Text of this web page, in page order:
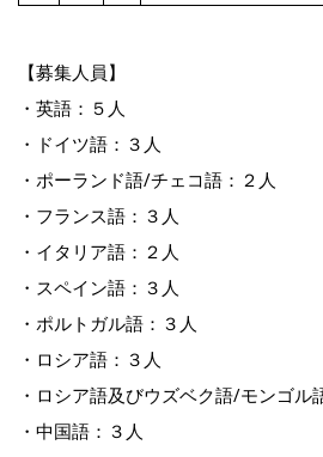
【募集人員】
・英語：５人
・ドイツ語：３人
・ポーランド語/チェコ語：２人
・フランス語：３人
・イタリア語：２人
・スペイン語：３人
・ポルトガル語：３人
・ロシア語：３人
・ロシア語及びウズベク語/モンゴル
・中国語：３人